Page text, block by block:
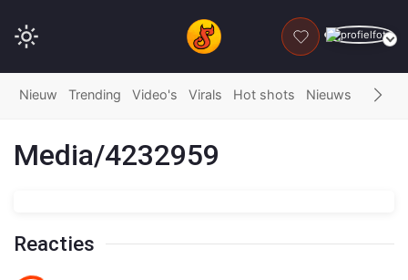
DONEER
Nieuw Trending Video's Virals Hot shots Nieuws Fails
Media/4232959
Reacties